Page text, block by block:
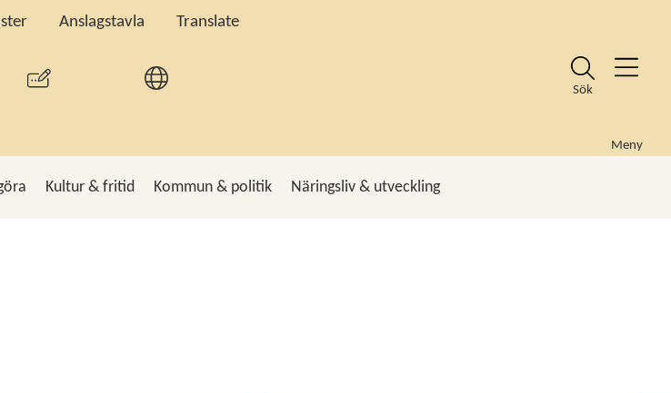
Anslagstavla Translate
Sök
Meny
Kultur & fritid Kommun & politik Näringsliv & utveckling